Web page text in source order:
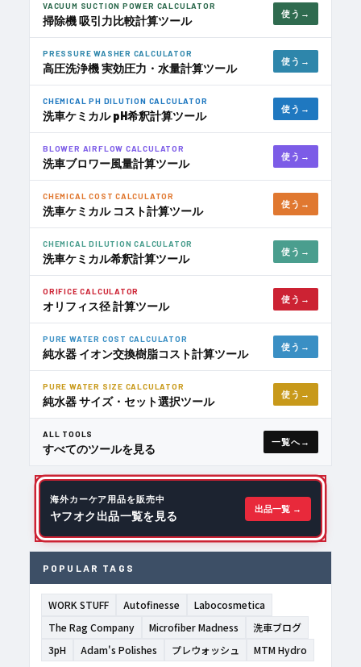
VACUUM SUCTION POWER CALCULATOR
掃除機 吸引力比較計算ツール
使う
PRESSURE WASHER CALCULATOR
高圧洗浄機 実効圧力・水量計算ツール
使う
CHEMICAL PH DILUTION CALCULATOR
洗車ケミカル pH希釈計算ツール
使う
BLOWER AIRFLOW CALCULATOR
洗車ブロワー風量計算ツール
使う
CHEMICAL COST CALCULATOR
洗車ケミカル コスト計算ツール
使う
CHEMICAL DILUTION CALCULATOR
洗車ケミカル希釈計算ツール
使う
ORIFICE CALCULATOR
オリフィス径 計算ツール
使う
PURE WATER COST CALCULATOR
純水器 イオン交換樹脂コスト計算ツール
使う
PURE WATER SIZE CALCULATOR
純水器 サイズ・セット選択ツール
使う
ALL TOOLS
すべてのツールを見る
一覧へ
海外カーケア用品を販売中
ヤフオク出品一覧を見る 出品一覧 →
POPULAR TAGS
WORK STUFF Autofinesse
Labocosmetica
The Rag Company
Microfiber Madness
洗車ブログ
3pH
Adam's Polishes プレウォッシュ MTM Hydro